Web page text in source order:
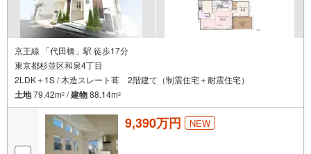
京王線 「代田橋」駅 徒歩17分
東京都杉並区和泉4丁目
2LDK＋1S / 木造スレート葺 2階建て（制震住宅＋耐震住宅）
土地79.42m2 /建物88.14m2
9,390万円 NEW